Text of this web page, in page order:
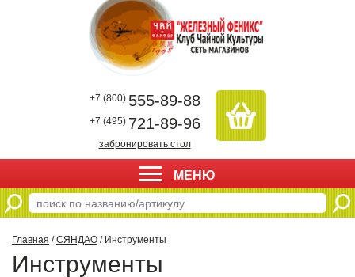
+7 (800) 555-89-88
+7 (495) 721-89-96
забронировать стол
МЕНЮ
Главная / СЯНДАО / Инструменты
Инструменты